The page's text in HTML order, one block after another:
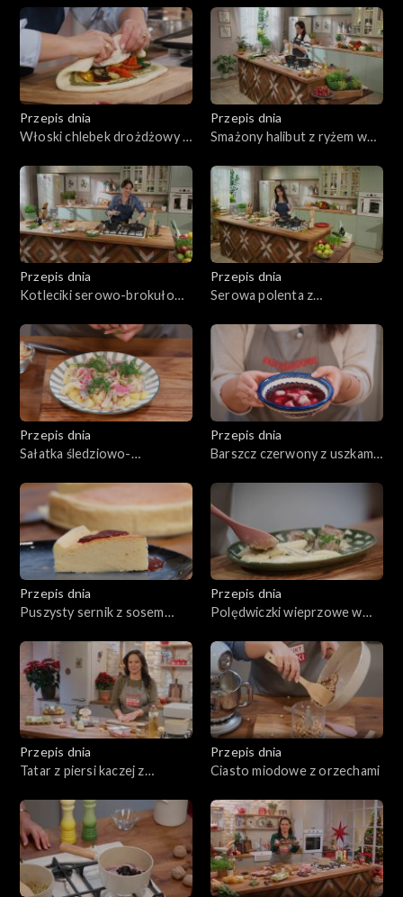
Przepis dnia
Włoski chlebek drożdżowy z
warzywami
Przepis dnia
Smażony halibut z ryżem w
Przepis dnia
Kotleciki serowo-brokułowe
Przepis dnia
Serowa polenta z
Przepis dnia
Sałatka śledziowo-
Przepis dnia
Barszcz czerwony z uszkami
Przepis dnia
Puszysty sernik z sosem
Przepis dnia
Polędwiczki wieprzowe w
kopytkami
Przepis dnia
Tatar z piersi kaczej z
Przepis dnia
Ciasto miodowe z orzechami